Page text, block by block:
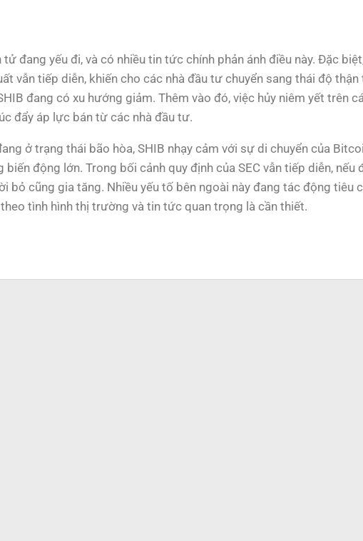
đang yếu đi, và có nhiều tin tức chính phản ánh điều này. Đặc
vẫn tiếp diễn, khiến cho các nhà đầu tư chuyển sang thái độ
đang có xu hướng giảm. Thêm vào đó, việc hủy niêm yết trên
đẩy áp lực bán từ các nhà đầu tư.
ở trạng thái bão hòa, SHIB nhạy cảm với sự di chuyển của
động lớn. Trong bối cảnh quy định của SEC vẫn tiếp diễn, nếu
bỏ cũng gia tăng. Nhiều yếu tố bên ngoài này đang tác động tiêu
tình hình thị trường và tin tức quan trọng là cần thiết.